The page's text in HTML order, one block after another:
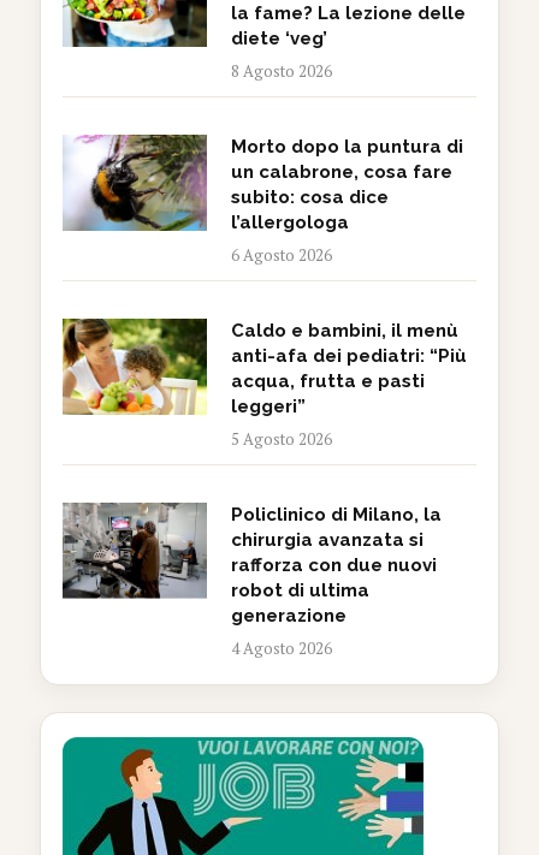
la fame? La lezione delle
diete ‘veg’
8 Agosto 2026
Morto dopo la puntura di
un calabrone, cosa fare
subito: cosa dice
l’allergologa
6 Agosto 2026
Caldo e bambini, il menù
anti-afa dei pediatri: “Più
acqua, frutta e pasti
leggeri”
5 Agosto 2026
Policlinico di Milano, la
chirurgia avanzata si
rafforza con due nuovi
robot di ultima
generazione
4 Agosto 2026